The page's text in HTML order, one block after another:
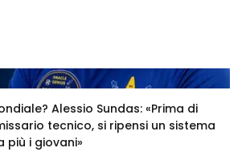
Alessio Sundas: «Prima di
tecnico, si ripensi un sistema
più i giovani»